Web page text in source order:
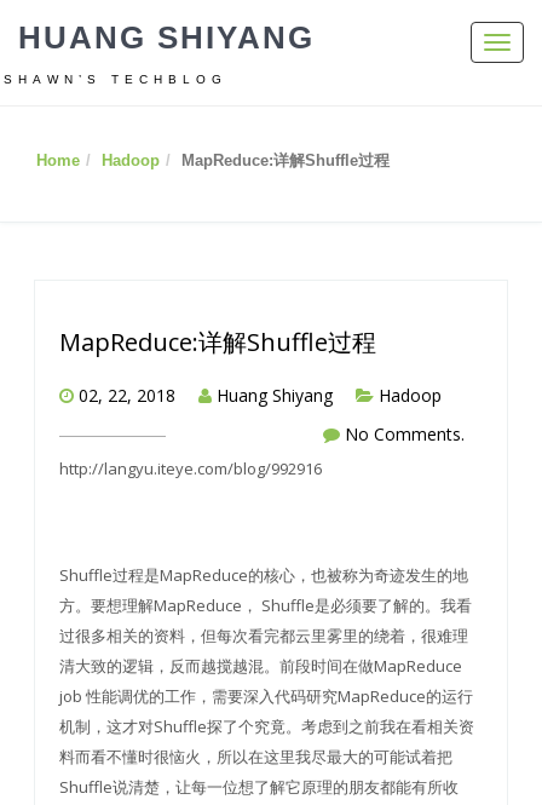
HUANG SHIYANG
SHAWN’S TECHBLOG
Home Hadoop MapReduce:详解Shuffle过程
MapReduce:详解Shuffle过程
02, 22, 2018 Huang Shiyang
Hadoop
No Comments.
http://langyu.iteye.com/blog/992916
Shuffle过程是MapReduce的核心，也被称为奇迹发生的地
方。要想理解MapReduce， Shuffle是必须要了解的。我看
过很多相关的资料，但每次看完都云里雾里的绕着，很难理
清大致的逻辑，反而越搅越混。前段时间在做MapReduce
job 性能调优的工作，需要深入代码研究MapReduce的运行
机制，这才对Shuffle探了个究竟。考虑到之前我在看相关资
料而看不懂时很恼火，所以在这里我尽最大的可能试着把
Shuffle说清楚，让每一位想了解它原理的朋友都能有所收